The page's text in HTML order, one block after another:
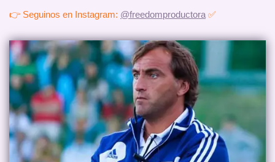
👉 Seguinos en Instagram: @freedomproductora ✅